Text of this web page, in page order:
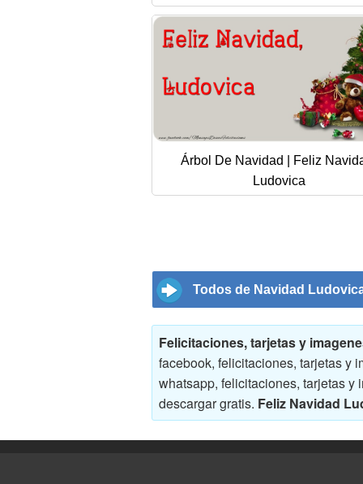
Árbol De Navidad | Feliz
Ludovica
Todos de Navidad
Felicitaciones, tarjetas y
facebook, felicitaciones, tarjetas y
whatsapp, felicitaciones, tarjetas
descargar gratis. Feliz Navidad